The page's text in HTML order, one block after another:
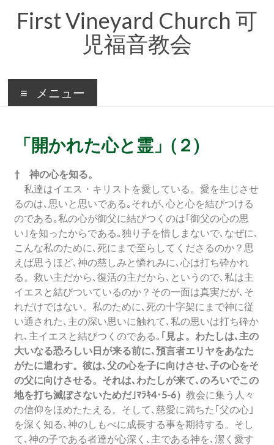
First Vineyard Church 可
児福音教会
メニュー
「開かれた心と霊」(２)
† 神の心を知る。
私達はイエス・キリストを愛している。愛を生じさせ
るのは､思いと思いである｡それが､心と心を結びつける
のである｡私の心が御父に結びつくのは｢御父の心の思
い｣を知ったからである｡独り子を惜しまないで､なぜに､
こんな私のために､死にまで至らしてくださるのか？思
えば思うほど､神の慈しみと憐れみに､心は打ち砕かれ
る。救い主だから､復活の主だから､というので､私は主
イエスと結びついているのか？その一面は真実だが､そ
れだけではない。私のために､死の十字架にまで神に従
い通された､主の深い思いに触れて､私の思いは打ち砕か
れ､主イエスと結びつくのである｡ ｢見よ。わたしは､主の
大いなる恐ろしい日が来る前に､預言者エリヤをあなた
がたに遣わす。彼は､父の心を子に向けさせ､子の心をそ
の父に向けさせる。それは､わたしが来て､のろいでこの
地を打ち滅ぼさないためだ｣ﾏﾗｷ4･5-6）教会に集う人々
の信仰をほめたたえる。そして､慈愛に満ちた｢父の心｣
を深く知る､神のしもべに成長する事を期待する。そし
て､神の子である者達が心深く､主である神を､潔く愛す